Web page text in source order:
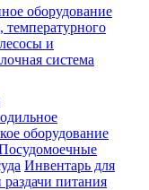
оборудование
и
система
оборудование
Инвентарь для
питания